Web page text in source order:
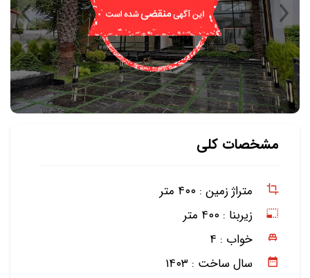
مشخصات کلی
متراژ زمین : ۴۰۰ متر
زیربنا : ۴۰۰ متر
خواب : ۴
سال ساخت : ۱۴۰۳